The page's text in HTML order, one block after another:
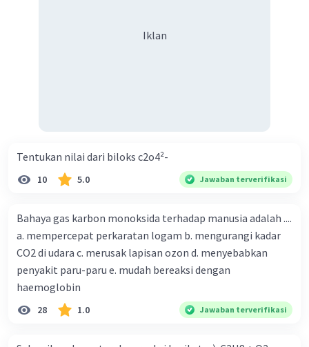
Iklan
Tentukan nilai dari biloks c2o4²-
10 5.0 Jawaban terverifikasi
Bahaya gas karbon monoksida terhadap manusia adalah ....
a. mempercepat perkaratan logam b. mengurangi kadar
CO2 di udara c. merusak lapisan ozon d. menyebabkan
penyakit paru-paru e. mudah bereaksi dengan
haemoglobin
28 1.0 Jawaban terverifikasi